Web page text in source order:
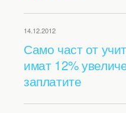
14.12.2012
Само част от
имат 12%
заплатите